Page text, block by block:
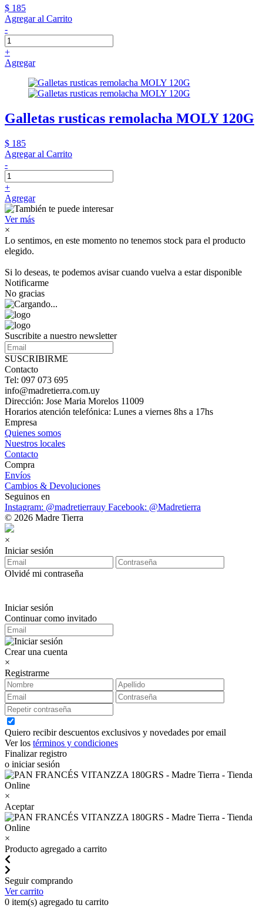
$ 185
Agregar al Carrito
-
+
Agregar
Galletas rusticas remolacha MOLY 120G
$ 185
Agregar al Carrito
-
+
Agregar
Ver más
×
Lo sentimos, en este momento no tenemos stock para el producto
elegido.
Si lo deseas, te podemos avisar cuando vuelva a estar disponible
Notificarme
No gracias
Suscribite a nuestro newsletter
SUSCRIBIRME
Contacto
Tel: 097 073 695
info@madretierra.com.uy
Dirección: Jose Maria Morelos 11009
Horarios atención telefónica: Lunes a viernes 8hs a 17hs
Empresa
Quienes somos
Nuestros locales
Contacto
Compra
Envíos
Cambios & Devoluciones
Seguinos en
Instagram: @madretierrauy Facebook: @Madretierra
© 2026 Madre Tierra
×
Iniciar sesión
Olvidé mi contraseña
Iniciar sesión
Continuar como invitado
Crear una cuenta
×
Registrarme
Quiero recibir descuentos exclusivos y novedades por email
Ver los términos y condiciones
Finalizar registro
o iniciar sesión
×
Aceptar
×
Producto agregado a carrito
Seguir comprando
Ver carrito
0 item(s) agregado tu carrito